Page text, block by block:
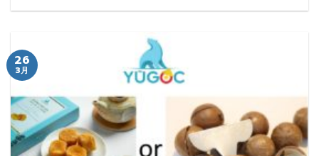
26
3月